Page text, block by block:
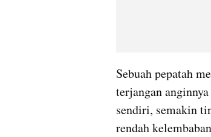
Sebuah pepatah
terjangan
sendiri, semakin
rendah